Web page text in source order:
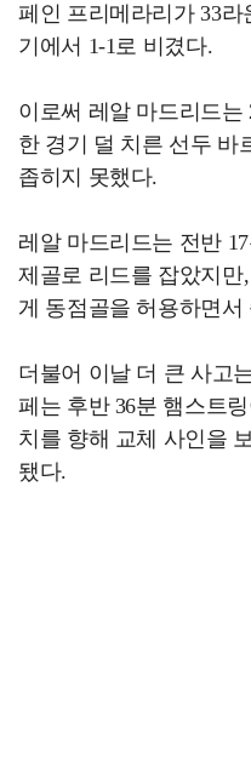
페인 프리메라리가 33
기에서 1-1로 비겼다.
이로써 레알 마드리드는
한 경기 덜 치른 선두 바
좁히지 못했다.
레알 마드리드는 전반
제골로 리드를 잡았지만
게 동점골을 허용하면서
더불어 이날 더 큰 사고
페는 후반 36분 햄스트
치를 향해 교체 사인을
됐다.